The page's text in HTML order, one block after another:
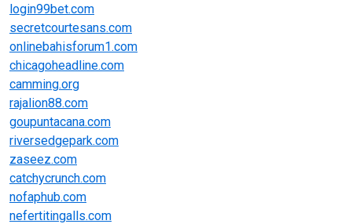
login99bet.com
secretcourtesans.com
onlinebahisforum1.com
chicagoheadline.com
camming.org
rajalion88.com
goupuntacana.com
riversedgepark.com
zaseez.com
catchycrunch.com
nofaphub.com
nefertitingalls.com